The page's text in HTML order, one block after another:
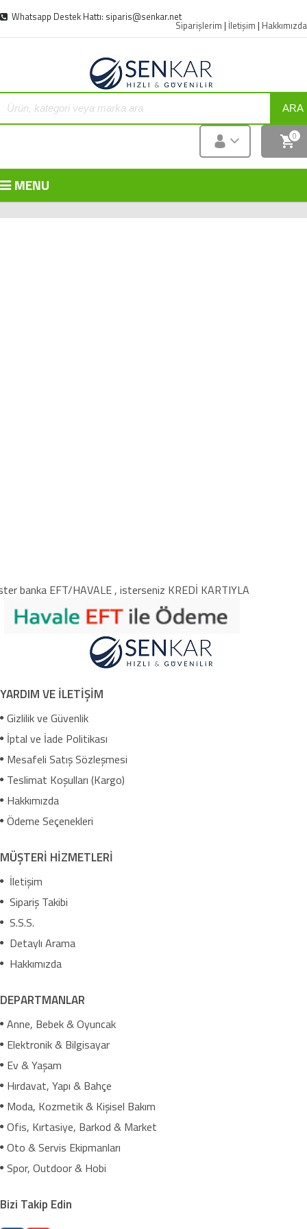
Whatsapp Destek Hattı: siparis@senkar.net
Siparişlerim | İletişim | Hakkımızda
ARA
0
MENU
banka EFT/HAVALE , isterseniz KREDİ KARTIYLA
YARDIM VE İLETİŞİM
Gizlilik ve Güvenlik
İptal ve İade Politikası
Mesafeli Satış Sözleşmesi
Teslimat Koşulları (Kargo)
Hakkımızda
Ödeme Seçenekleri
MÜŞTERİ HİZMETLERİ
İletişim
Sipariş Takibi
S.S.S.
Detaylı Arama
Hakkımızda
DEPARTMANLAR
Anne, Bebek & Oyuncak
Elektronik & Bilgisayar
Ev & Yaşam
Hırdavat, Yapı & Bahçe
Moda, Kozmetik & Kişisel Bakım
Ofis, Kırtasiye, Barkod & Market
Oto & Servis Ekipmanları
Spor, Outdoor & Hobi
Bizi Takip Edin